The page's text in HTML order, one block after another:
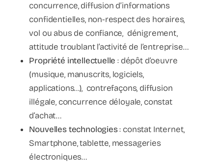
concurrence, diffusion d’informations
confidentielles, non-respect des horaires,
vol ou abus de confiance, dénigrement,
attitude troublant l’activité de l’entreprise…
Propriété intellectuelle : dépôt d’oeuvre
(musique, manuscrits, logiciels,
applications…), contrefaçons, diffusion
illégale, concurrence déloyale, constat
d’achat…
Nouvelles technologies: constat Internet,
Smartphone, tablette, messageries
électroniques…